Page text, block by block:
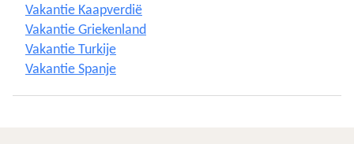
Vakantie Kaapverdië
Vakantie Griekenland
Vakantie Turkije
Vakantie Spanje